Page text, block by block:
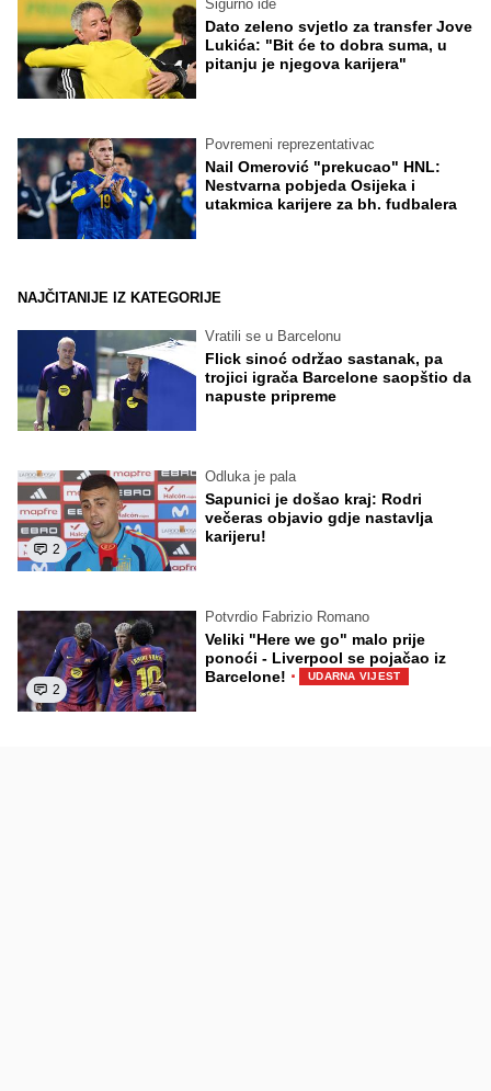
Sigurno ide
Dato zeleno svjetlo za transfer Jove
Lukića: "Bit će to dobra suma, u
pitanju je njegova karijera"
Povremeni reprezentativac
Nail Omerović "prekucao" HNL:
Nestvarna pobjeda Osijeka i
utakmica karijere za bh. fudbalera
NAJČITANIJE IZ KATEGORIJE
Vratili se u Barcelonu
Flick sinoć održao sastanak, pa
trojici igrača Barcelone saopštio da
napuste pripreme
2
Odluka je pala
Sapunici je došao kraj: Rodri
večeras objavio gdje nastavlja
karijeru!
2
Potvrdio Fabrizio Romano
Veliki "Here we go" malo prije
ponoći - Liverpool se pojačao iz
Barcelone! · UDARNA VIJEST